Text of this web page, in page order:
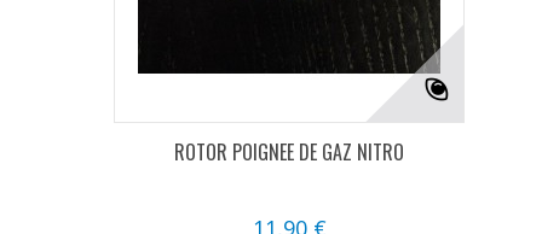
ROTOR POIGNEE DE GAZ NITRO
11,90 €